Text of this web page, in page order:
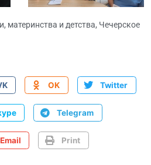
материнства и детства, Чечерское
OK Twitter
Telegram
Email Print